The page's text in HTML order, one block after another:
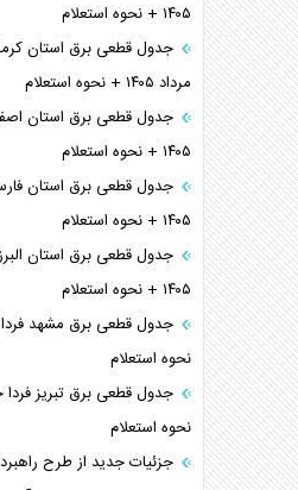
۱۴۰۵ + نحوه استعلام
مرداد ۱۴۰۵ + نحوه استعلام
۱۴۰۵ + نحوه استعلام
۱۴۰۵ + نحوه استعلام
۱۴۰۵ + نحوه استعلام
نحوه استعلام
نحوه استعلام
جزئیات جدید از طرح